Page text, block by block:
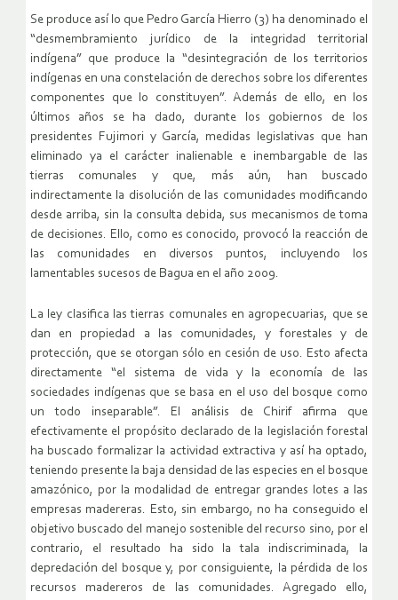
Se produce así lo que Pedro García Hierro (3) ha denominado el
“desmembramiento jurídico de la integridad territorial
indígena” que produce la “desintegración de los territorios
indígenas en una constelación de derechos sobre los diferentes
componentes que lo constituyen”. Además de ello, en los
últimos años se ha dado, durante los gobiernos de los
presidentes Fujimori y García, medidas legislativas que han
eliminado ya el carácter inalienable e inembargable de las
tierras comunales y que, más aún, han buscado
indirectamente la disolución de las comunidades modificando
desde arriba, sin la consulta debida, sus mecanismos de toma
de decisiones. Ello, como es conocido, provocó la reacción de
las comunidades en diversos puntos, incluyendo los
lamentables sucesos de Bagua en el año 2009.
La ley clasifica las tierras comunales en agropecuarias, que se
dan en propiedad a las comunidades, y forestales y de
protección, que se otorgan sólo en cesión de uso. Esto afecta
directamente “el sistema de vida y la economía de las
sociedades indígenas que se basa en el uso del bosque como
un todo inseparable”. El análisis de Chirif afirma que
efectivamente el propósito declarado de la legislación forestal
ha buscado formalizar la actividad extractiva y así ha optado,
teniendo presente la baja densidad de las especies en el bosque
amazónico, por la modalidad de entregar grandes lotes a las
empresas madereras. Esto, sin embargo, no ha conseguido el
objetivo buscado del manejo sostenible del recurso sino, por el
contrario, el resultado ha sido la tala indiscriminada, la
depredación del bosque y, por consiguiente, la pérdida de los
recursos madereros de las comunidades. Agregado ello,